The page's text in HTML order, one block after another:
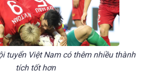
tuyển Việt Nam có thêm nhiều thành
tích tốt hơn